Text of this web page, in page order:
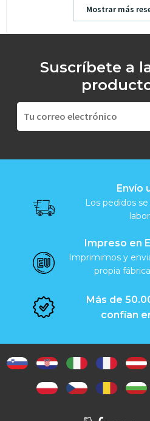
Mostrar más
Suscríbete a
Envío
Los pedidos
Impreso en
Imprimimos y
propia
Más de
confían